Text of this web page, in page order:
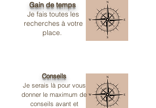
Gain de temps
Je fais toutes les
recherches à votre
place.
Conseils
Je serais là pour vous
donner le maximum de
conseils avant et